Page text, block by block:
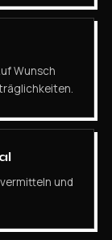
Wunsch
und